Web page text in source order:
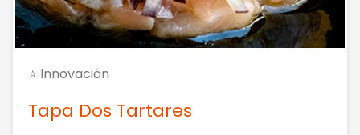
⭐ Innovación
Tapa Dos Tartares